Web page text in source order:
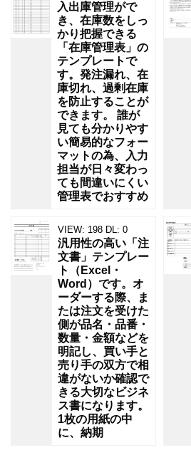
入出庫管理がで
き、在庫数をしっ
かり把握できる
「在庫管理表」の
テンプレートで
す。発注漏れ、在
庫切れ、過剰在庫
を防止することが
できます。 誰が
見ても分かりやす
い簡易的なフォー
マットの為、入力
担当が日々変わっ
ても間違いにくい
管理表でおすすめ
VIEW: 198 DL: 0
汎用性の高い「注
文書」テンプレー
ト（Excel・
Word）です。オ
ーダーする際、ま
たは注文を受けた
側が品名・品番・
数量・金額などを
明記し、買い手と
売り手の双方で相
違がないか確認で
きる大切なビジネ
ス書になります。
1枚の用紙の中
に、納期